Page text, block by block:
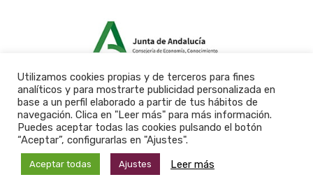
Utilizamos cookies propias y de terceros para fines
analíticos y para mostrarte publicidad personalizada en
base a un perfil elaborado a partir de tus hábitos de
navegación. Clica en "Leer más" para más información.
Puedes aceptar todas las cookies pulsando el botón
“Aceptar”, configurarlas en "Ajustes".
Aceptar todas Ajustes Leer más